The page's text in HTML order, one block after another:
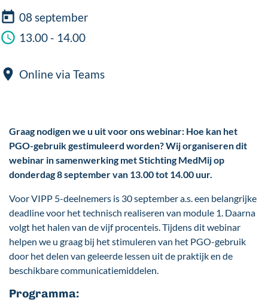
08 september
13.00 - 14.00
Online via Teams
Graag nodigen we u uit voor ons webinar: Hoe kan het
PGO-gebruik gestimuleerd worden? Wij organiseren dit
webinar in samenwerking met Stichting MedMij op
donderdag 8 september van 13.00 tot 14.00 uur.
Voor VIPP 5-deelnemers is 30 september a.s. een belangrijke
deadline voor het technisch realiseren van module 1. Daarna
volgt het halen van de vijf procenteis. Tijdens dit webinar
helpen we u graag bij het stimuleren van het PGO-gebruik
door het delen van geleerde lessen uit de praktijk en de
beschikbare communicatiemiddelen.
Programma: